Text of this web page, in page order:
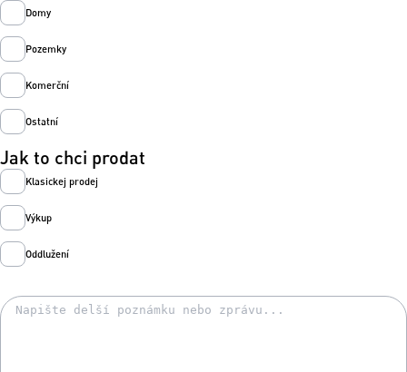
Domy
Pozemky
Komerční
Ostatní
Jak to chci prodat
Klasickej prodej
Výkup
Oddlužení